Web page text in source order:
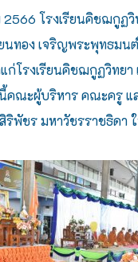
โรงเรียนคิชฌกูฏ
นทอง เจริญพระพุทธมน
ก่โรงเรียนคิชฌกูฏวิทย
คณะผู้บริหาร คณะครู แล
พัชร มหาวัชรราชธิดา